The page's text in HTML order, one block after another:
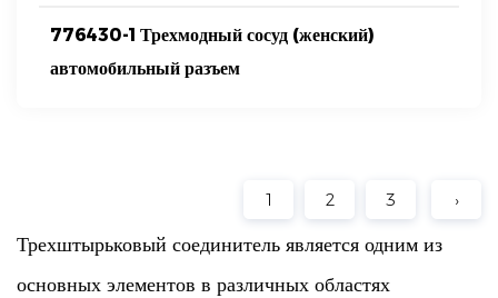
776430-1 Трехмодный сосуд (женский)
автомобильный разъем
1 2 3 ›
Трехштырьковый соединитель является одним из
основных элементов в различных областях